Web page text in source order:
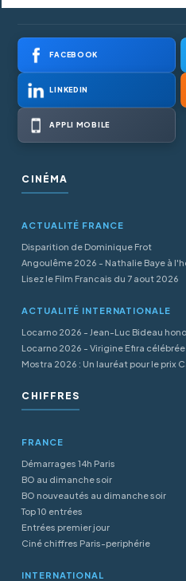
FACEBOOK
LINKEDIN
APPLI MOBILE
CINÉMA
ACTUALITÉ FRANCE
Disparition de Dominique Frot
Angoulême 2026 - Nathalie Baye à
Lisez le Film Francais du 7 aout 2026
ACTUALITÉ INTERNATIONALE
Locarno 2026 - Jean-Luc Bideau
Locarno 2026 - Virigine Efira célébrée
Mostra 2026 : Un lauréat pour le prix
CHIFFRES
FRANCE
Démarrages 14h Paris
BO au dimanche soir
BO nouveautés au dimanche soir
Top 10 entrées
Entrées premier jour
Ciné chiffres Paris-periphérie
INTERNATIONAL